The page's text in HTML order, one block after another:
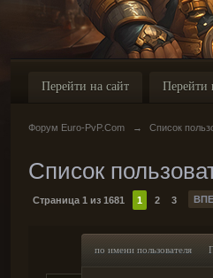
Перейти на сайт Перейти
Форум Euro-PvP.Com → Список
Список
Страница 1 из 1681 1 2 3
по имени пользователя